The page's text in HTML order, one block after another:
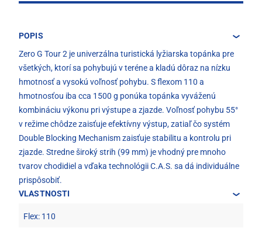
POPIS
Zero G Tour 2 je univerzálna turistická lyžiarska topánka pre
všetkých, ktorí sa pohybujú v teréne a kladú dôraz na nízku
hmotnosť a vysokú voľnosť pohybu. S flexom 110 a
hmotnosťou iba cca 1500 g ponúka topánka vyváženú
kombináciu výkonu pri výstupe a zjazde. Voľnosť pohybu 55°
v režime chôdze zaisťuje efektívny výstup, zatiaľ čo systém
Double Blocking Mechanism zaisťuje stabilitu a kontrolu pri
zjazde. Stredne široký strih (99 mm) je vhodný pre mnoho
tvarov chodidiel a vďaka technológii C.A.S. sa dá individuálne
prispôsobiť.
VLASTNOSTI
Flex: 110